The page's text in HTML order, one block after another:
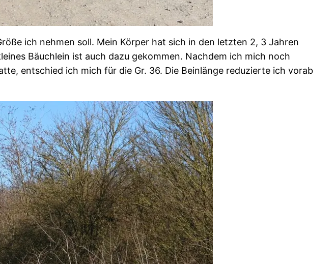
ich nehmen soll. Mein Körper hat sich in den letzten 2, 3 Jahren
Bäuchlein ist auch dazu gekommen. Nachdem ich mich noch
entschied ich mich für die Gr. 36. Die Beinlänge reduzierte ich vorab